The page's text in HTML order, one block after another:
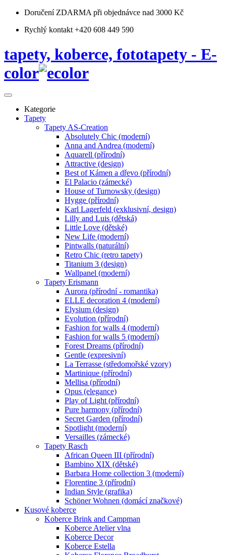
Doručení ZDARMA při objednávce nad 3000 Kč
Rychlý kontakt +420 608 449 590
tapety, koberce, fototapety - E-
color
Kategorie
Tapety
Tapety AS-Creation
Absolutely Chic (moderní)
Anna and Andrea (moderní)
Aquarell (přírodní)
Attractive (design)
Best of Kámen a dřevo (přírodní)
El Palacio (zámecké)
House of Turnowsky (design)
Hygge (přírodní)
Karl Lagerfeld (exklusivní, design)
Lilly and Luis (dětská)
Little Love (dětské)
New Life (moderní)
Pintwalls (naturální)
Retro Chic (retro tapety)
Titanium 3 (design)
Wallpanel (moderní)
Tapety Erismann
Aurora (přírodní - romantika)
ELLE decoration 4 (moderní)
Elysium (design)
Evolution (přírodní)
Fashion for walls 4 (moderní)
Fashion for walls 5 (moderní)
Forest Dreams (přírodní)
Gentle (expresivní)
La Terrasse (středomořské vzory)
Martinique (přírodní)
Mellisa (přírodní)
Opus (elegance)
Play of Light (přírodní)
Pure harmony (přírodní)
Secret Garden (přírodní)
Spotlight (moderní)
Versailles (zámecké)
Tapety Rasch
African Queen III (přírodní)
Bambino XIX (dětské)
Barbara Home collection 3 (moderní)
Florentine 3 (přírodní)
Indian Style (grafika)
Schöner Wohnen (domácí značkové)
Kusové koberce
Koberce Brink and Campman
Koberce Atelier vlna
Koberce Decor
Koberce Estella